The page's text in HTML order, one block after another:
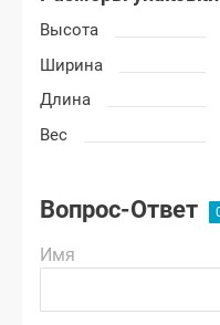
Высота
Ширина
Длина
Вес
Вопрос-Ответ
Имя